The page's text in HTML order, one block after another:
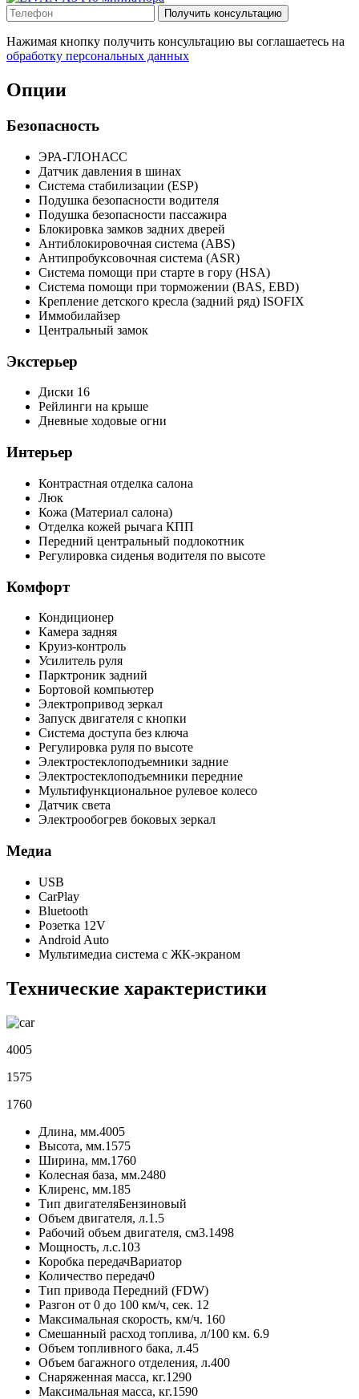
Получить консультацию
Нажимая кнопку получить консультацию вы соглашаетесь на
обработку персональных данных
Опции
Безопасность
ЭРА-ГЛОНАСС
Датчик давления в шинах
Система стабилизации (ESP)
Подушка безопасности водителя
Подушка безопасности пассажира
Блокировка замков задних дверей
Антиблокировочная система (ABS)
Антипробуксовочная система (ASR)
Система помощи при старте в гору (HSA)
Система помощи при торможении (BAS, EBD)
Крепление детского кресла (задний ряд) ISOFIX
Иммобилайзер
Центральный замок
Экстерьер
Диски 16
Рейлинги на крыше
Дневные ходовые огни
Интерьер
Контрастная отделка салона
Люк
Кожа (Материал салона)
Отделка кожей рычага КПП
Передний центральный подлокотник
Регулировка сиденья водителя по высоте
Комфорт
Кондиционер
Камера задняя
Круиз-контроль
Усилитель руля
Парктроник задний
Бортовой компьютер
Электропривод зеркал
Запуск двигателя с кнопки
Система доступа без ключа
Регулировка руля по высоте
Электростеклоподъемники задние
Электростеклоподъемники передние
Мультифункциональное рулевое колесо
Датчик света
Электрообогрев боковых зеркал
Медиа
USB
CarPlay
Bluetooth
Розетка 12V
Android Auto
Мультимедиа система с ЖК-экраном
Технические характеристики
4005
1575
1760
Длина, мм.4005
Высота, мм.1575
Ширина, мм.1760
Колесная база, мм.2480
Клиренс, мм.185
Тип двигателяБензиновый
Объем двигателя, л.1.5
Рабочий объем двигателя, см3.1498
Мощность, л.с.103
Коробка передачВариатор
Количество передач0
Тип привода Передний (FDW)
Разгон от 0 до 100 км/ч, сек. 12
Максимальная скорость, км/ч. 160
Смешанный расход топлива, л/100 км. 6.9
Объем топливного бака, л.45
Объем багажного отделения, л.400
Снаряженная масса, кг.1290
Максимальная масса, кг.1590